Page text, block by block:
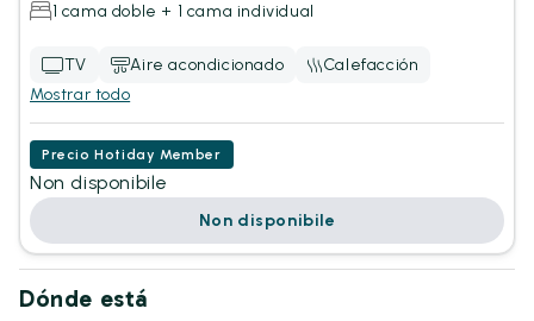
1 cama doble + 1 cama individual
TV Aire acondicionado
Calefacción
Mostrar todo
Precio Hotiday Member
Non disponibile
Non disponibile
Dónde está